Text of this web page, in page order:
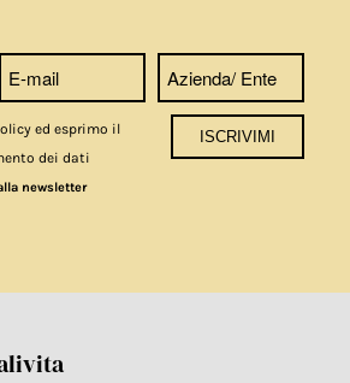
ed esprimo il
dei dati
newsletter